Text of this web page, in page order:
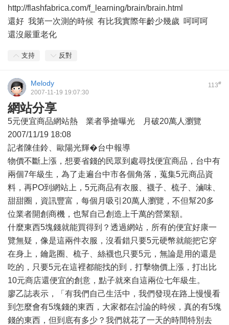
http://flashfabrica.com/f_learning/brain/brain.html
還好 我第一次測的時候 有比我實際年齡少幾歲 呵呵呵
還沒嚴重老化
支持 反對
113#
Melody
2007-11-19 19:07:30
網站分享
5元便宜商品網站熱 業者爭搶曝光 月破20萬人瀏覽
2007/11/19 18:08
記者陳佳鈴、歐陽光輝�台中報導
物價不斷上漲，想要省錢的民眾到處尋找便宜商品，台中有
兩個7年級生，為了走遍台中市各個角落，蒐集5元商品資
料，再PO到網站上，5元商品有衣服、襪子、梳子、滷味、
甜甜圈，資訊豐富，每個月吸引20萬人瀏覽，不但幫20多
位業者開創商機，也幫自己創造上千萬的營業額。
什麼東西5塊錢就能買得到？透過網站，所有的便宜好康一
覽無疑，像是這兩件衣服，沒看錯只要5元硬幣就能把它穿
在身上，鑰匙圈、梳子、絲襪也只要5元，無論是用的還是
吃的，只要5元在這裡都能找的到，打擊物價上漲，打出比
10元商店還便宜的創意，點子就來自這兩位七年級生。
廖乙誌表示，「有我們自己生活中，我們發現在路上慢慢看
到怎麼會有5塊錢的東西，大家都在討論的時候，真的有5塊
錢的東西，但到底有多少？我們就花了一天的時間特別去